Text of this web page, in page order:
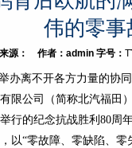
伟的零事
源： 作者：admin 字号： T
办离不开各方力量的协
限公司（简称北汽福田
行的纪念抗战胜利80周
以“零故障、零缺陷、